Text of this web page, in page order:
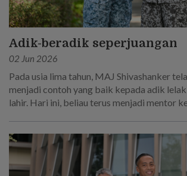
Adik-beradik seperjuangan
02 Jun 2026
Pada usia lima tahun, MAJ Shivashanker
menjadi contoh yang baik kepada adik
lahir. Hari ini, beliau terus menjadi mentor